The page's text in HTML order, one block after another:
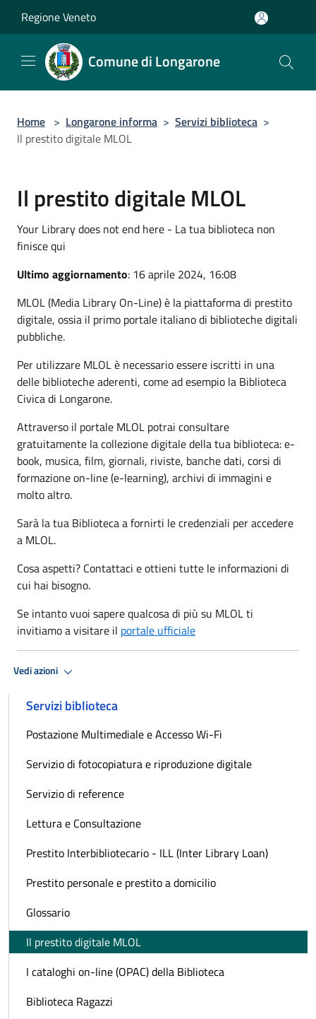
Regione Veneto
Comune di Longarone
Home > Longarone informa > Servizi biblioteca >
Il prestito digitale MLOL
Il prestito digitale MLOL
Your Library does not end here - La tua biblioteca non
finisce qui
Ultimo aggiornamento: 16 aprile 2024, 16:08
MLOL (Media Library On-Line) è la piattaforma di prestito
digitale, ossia il primo portale italiano di biblioteche digitali
pubbliche.
Per utilizzare MLOL è necessario essere iscritti in una
delle biblioteche aderenti, come ad esempio la Biblioteca
Civica di Longarone.
Attraverso il portale MLOL potrai consultare
gratuitamente la collezione digitale della tua biblioteca: e-
book, musica, film, giornali, riviste, banche dati, corsi di
formazione on-line (e-learning), archivi di immagini e
molto altro.
Sarà la tua Biblioteca a fornirti le credenziali per accedere
a MLOL.
Cosa aspetti? Contattaci e ottieni tutte le informazioni di
cui hai bisogno.
Se intanto vuoi sapere qualcosa di più su MLOL ti
invitiamo a visitare il portale ufficiale
Vedi azioni
Servizi biblioteca
Postazione Multimediale e Accesso Wi-Fi
Servizio di fotocopiatura e riproduzione digitale
Servizio di reference
Lettura e Consultazione
Prestito Interbibliotecario - ILL (Inter Library Loan)
Prestito personale e prestito a domicilio
Glossario
Il prestito digitale MLOL
I cataloghi on-line (OPAC) della Biblioteca
Biblioteca Ragazzi